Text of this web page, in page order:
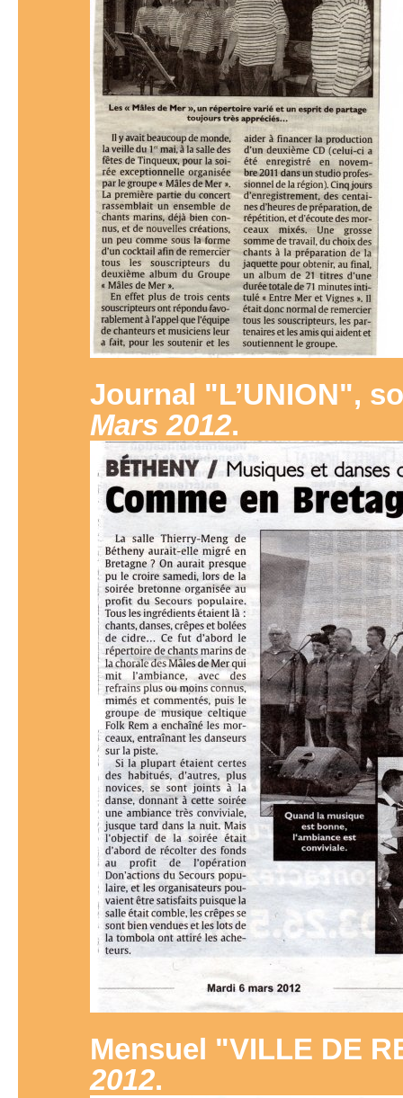
Journal "L’UNION",
Mars 2012.
Mensuel "VILLE DE
2012.